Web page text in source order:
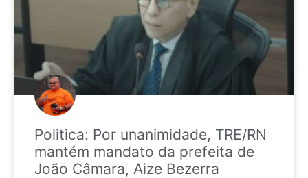
Politica: Por unanimidade, TRE/RN
mantém mandato da prefeita de
João Câmara, Aize Bezerra